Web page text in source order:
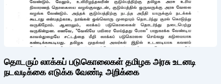
தொடரும் லாக்கப் படுகொலைகள் தமிழக அரசு உடனடி
நடவடிக்கை எடுக்க வேண்டி அறிக்கை